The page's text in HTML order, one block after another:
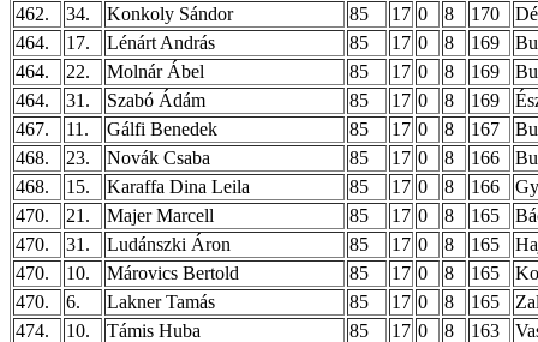
462.
34. Konkoly Sándor 85 17 0 8 170
464.
17. Lénárt András 85 17 0 8 169
464.
22. Molnár Ábel 85 17 0 8 169
464.
31. Szabó Ádám 85 17 0 8 169
467.
11. Gálfi Benedek 85 17 0 8 167
468.
23. Novák Csaba 85 17 0 8 166
468.
15. Karaffa Dina Leila 85 17 0 8 166
470.
21. Majer Marcell 85 17 0 8 165
470.
31. Ludánszki Áron 85 17 0 8 165
470.
10. Márovics Bertold 85 17 0 8 165
470.
6. Lakner Tamás 85 17 0 8 165
474.
10. Támis Huba 85 17 0 8 163